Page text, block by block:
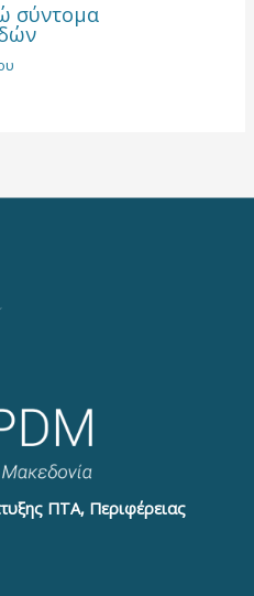
σύντομα
ΠΤΑ, Περιφέρειας